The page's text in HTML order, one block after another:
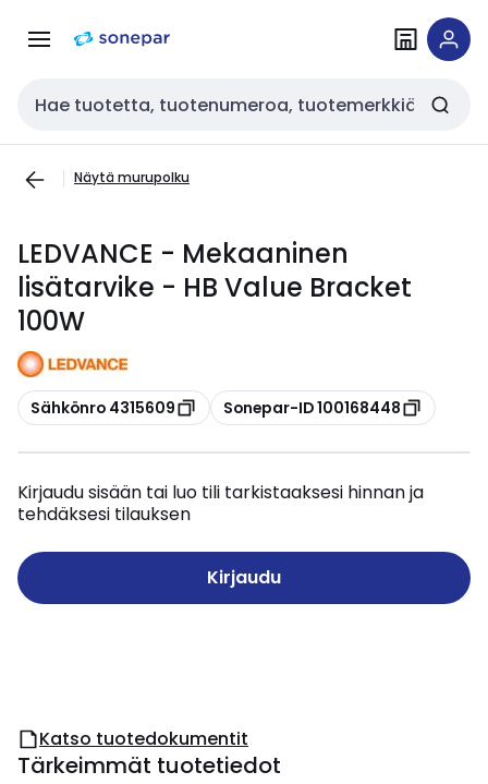
navigointiinsisältöön
Haku
Näytä murupolku
LEDVANCE - Mekaaninen
lisätarvike - HB Value Bracket
100W
Kopioi
Sähkönro 4315609 Kopioi
Sonepar-ID 100168448
Kirjaudu sisään tai luo tili tarkistaaksesi hinnan ja
tehdäksesi tilauksen
Kirjaudu
Katso tuotedokumentit
Tärkeimmät tuotetiedot